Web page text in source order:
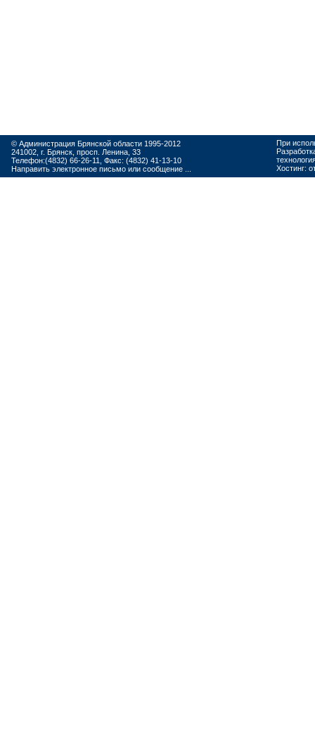
© Администрация Брянской области 1995-2012
241002, г. Брянск, просп. Ленина, 33
Телефон:(4832) 66-26-11, Факс: (4832) 41-13-10
Направить электронное письмо или сообщение ...
При
Хостинг: